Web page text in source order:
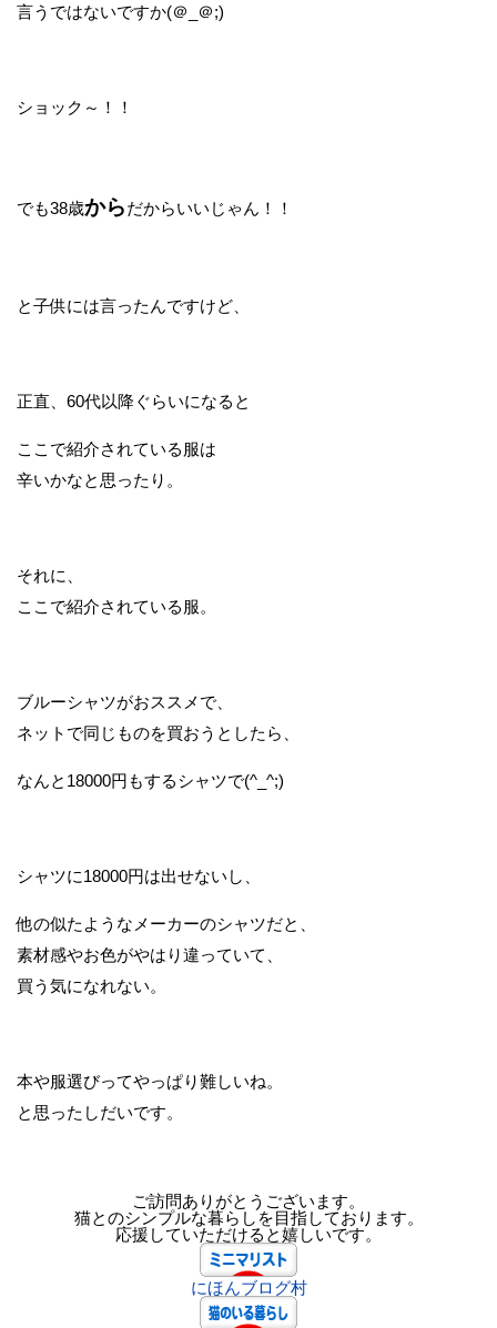
言うではないですか(＠_＠;)
ショック～！！
でも38歳からだからいいじゃん！！
と子供には言ったんですけど、
正直、60代以降ぐらいになると
ここで紹介されている服は
辛いかなと思ったり。
それに、
ここで紹介されている服。
ブルーシャツがおススメで、
ネットで同じものを買おうとしたら、
なんと18000円もするシャツで(^_^;)
シャツに18000円は出せないし、
他の似たようなメーカーのシャツだと、
素材感やお色がやはり違っていて、
買う気になれない。
本や服選びってやっぱり難しいね。
と思ったしだいです。
ご訪問ありがとうございます。
猫とのシンプルな暮らしを目指しております。
応援していただけると嬉しいです。
にほんブログ村